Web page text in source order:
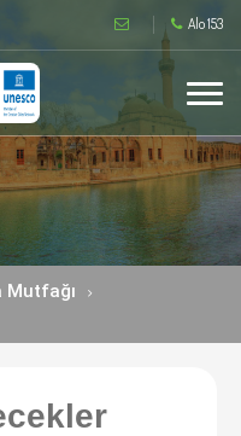
Alo 153
Mutfağı